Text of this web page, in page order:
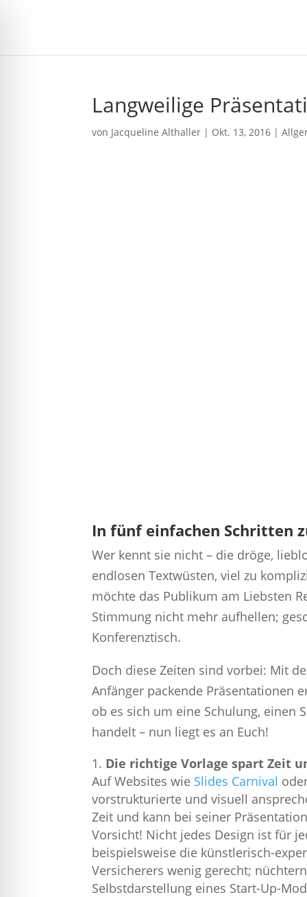
Langweilige
von Jacqueline Althaller | Okt. 13, 2016 |
In fünf einfachen Schritten
Wer kennt sie nicht – die dröge,
endlosen Textwüsten, viel zu
möchte das Publikum am Liebsten
Stimmung nicht mehr aufhellen;
Konferenztisch.
Doch diese Zeiten sind vorbei: Mit
Anfänger packende Präsentationen
ob es sich um eine Schulung, einen
handelt – nun liegt es an Euch!
Die richtige Vorlage spart Zeit
Auf Websites wie Slides Carnival
vorstrukturierte und visuell
Zeit und kann bei seiner
Vorsicht! Nicht jedes Design ist für
beispielsweise die künstlerisch-
Versicherers wenig gerecht;
Selbstdarstellung eines Start-Up-